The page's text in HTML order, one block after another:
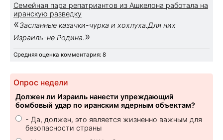
Семейная пара репатриантов из Ашкелона работала на
иранскую разведку
«Засланные казачки-чурка и хохлуха.Для них
Израиль-не Родина. »
Средняя оценка комментария: 8
Опрос недели
Должен ли Израиль нанести упреждающий
бомбовый удар по иранским ядерным объектам?
- Да, должен, это является жизненно важным для
безопасности страны